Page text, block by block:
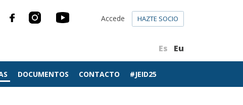
Es Eu
Accede HAZTE SOCIO
DOCUMENTOS CONTACTO #JEID25